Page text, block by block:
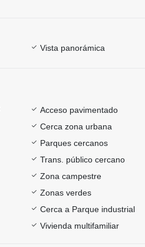
Vista panorámica
Acceso pavimentado
Cerca zona urbana
Parques cercanos
Trans. público cercano
Zona campestre
Zonas verdes
Cerca a Parque industrial
Vivienda multifamiliar